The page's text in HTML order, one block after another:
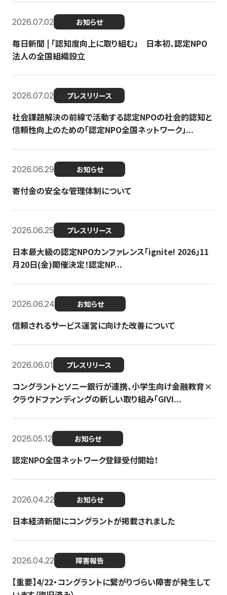
2026.07.02 お知らせ
毎日新聞 | 「認知度向上に取り組む」 日本初、認定NPO
法人の全国組織設立
2026.07.02 プレスリリース
社会課題解決の前線で活動する認定NPOの社会的認知と
信頼性向上のための「認定NPO全国ネットワーク」...
2026.06.29 お知らせ
寄付金の安全な管理体制について
2026.06.25 プレスリリース
日本最大級の認定NPOカンファレンス「ignite! 2026」11
月20日(金)開催決定！認定NP...
2026.06.24 お知らせ
信頼されるサービス運営に向けた改善について
2026.06.01 プレスリリース
コングラントとソニー銀行が連携、小学生向け金融教育×
クラウドファンディングの新しい取り組み「GIVI...
2026.05.12 お知らせ
認定NPO全国ネットワーク登録受付開始！
2026.04.22 お知らせ
日本経済新聞にコングラントが掲載されました
2026.04.22 障害報告
【重要】4/22・コングラントに繋がりづらい障害が発生して